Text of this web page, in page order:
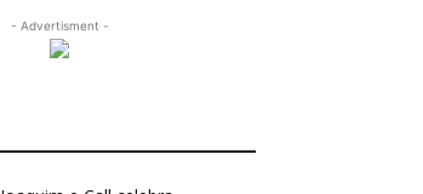
- Advertisment -